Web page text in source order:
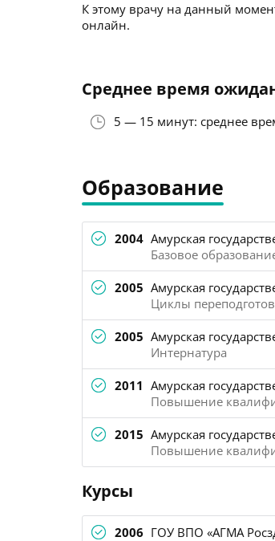
К этому врачу на данный
онлайн.
Среднее время
5 — 15 минут: среднее
Образование
2004 Амурская
Базовое
2005 Амурская
Циклы
2005 Амурская
Интернатура
2011 Амурская
Повышение
2015 Амурская
Повышение
Курсы
2006 ГОУ ВПО «АГМА